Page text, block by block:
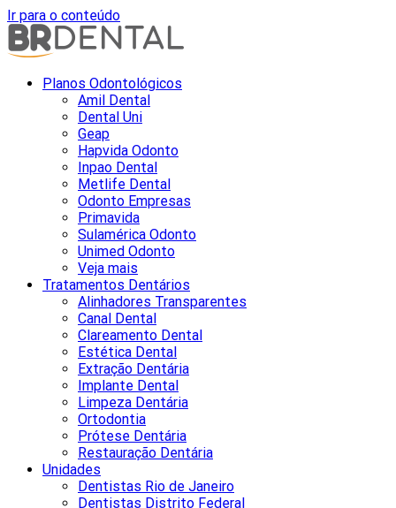
Ir para o conteúdo
Planos Odontológicos
Amil Dental
Dental Uni
Geap
Hapvida Odonto
Inpao Dental
Metlife Dental
Odonto Empresas
Primavida
Sulamérica Odonto
Unimed Odonto
Veja mais
Tratamentos Dentários
Alinhadores Transparentes
Canal Dental
Clareamento Dental
Estética Dental
Extração Dentária
Implante Dental
Limpeza Dentária
Ortodontia
Prótese Dentária
Restauração Dentária
Unidades
Dentistas Rio de Janeiro
Dentistas Distrito Federal